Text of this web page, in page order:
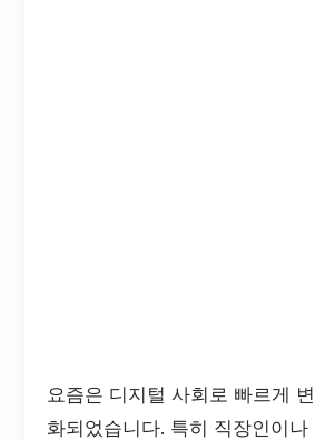
요즘은 디지털 사회로 빠르게
화되었습니다. 특히 직장인이